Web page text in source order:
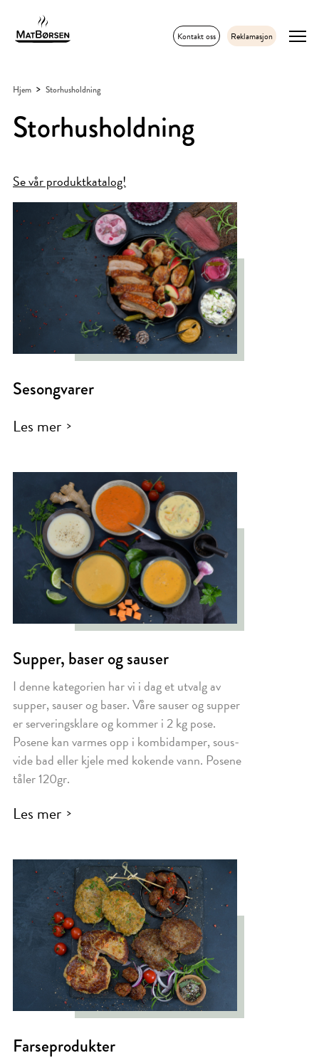
Kontakt oss Reklamasjon
Hjem Storhusholdning
Storhusholdning
Se vår produktkatalog!
Sesongvarer
Les mer
Supper, baser og sauser
I denne kategorien har vi i dag et utvalg av
supper, sauser og baser. Våre sauser og supper
er serveringsklare og kommer i 2 kg pose.
Posene kan varmes opp i kombidamper, sous-
vide bad eller kjele med kokende vann. Posene
tåler 120gr.
Les mer
Farseprodukter